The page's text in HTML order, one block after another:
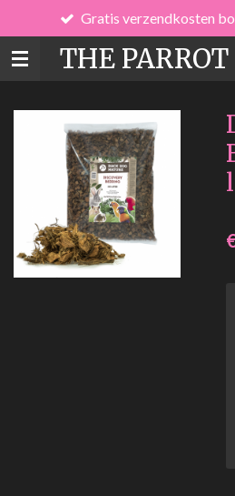
direct
naar
de
THE
Gratis verzendkosten